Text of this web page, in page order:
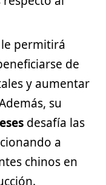
le permitirá
de
y aumentar
su
desafía las
a
chinos en